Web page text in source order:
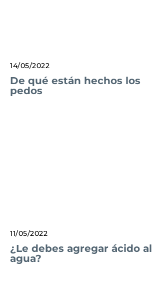
14/05/2022
De qué están hechos los
pedos
11/05/2022
¿Le debes agregar ácido al
agua?